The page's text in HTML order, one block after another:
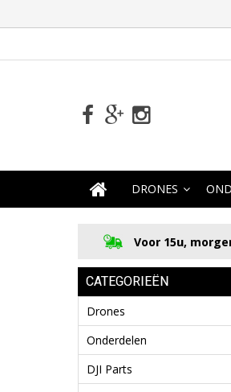
DRONES
Voor 15u,
CATEGORIEËN
Drones
Onderdelen
DJI Parts